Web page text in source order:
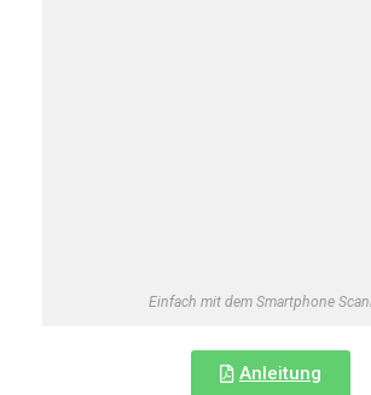
Einfach mit dem Smartphone
Anleitung